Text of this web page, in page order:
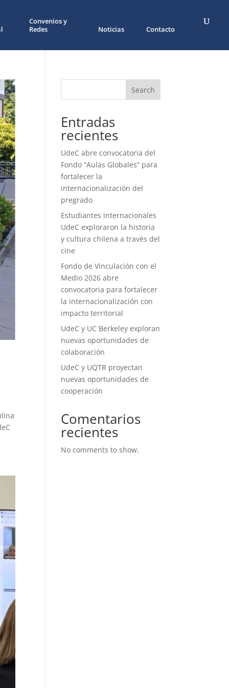
Convenios y
Redes
Noticias Contacto
Search
Entradas
recientes
UdeC abre convocatoria del
Fondo “Aulas Globales” para
fortalecer la
internacionalización del
pregrado
Estudiantes internacionales
UdeC exploraron la historia
y cultura chilena a través del
cine
Fondo de Vinculación con el
Medio 2026 abre
convocatoria para fortalecer
la internacionalización con
impacto territorial
UdeC y UC Berkeley exploran
nuevas oportunidades de
colaboración
UdeC y UQTR proyectan
nuevas oportunidades de
cooperación
Comentarios
recientes
No comments to show.